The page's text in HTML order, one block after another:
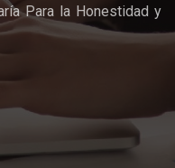
Para la Honestidad y